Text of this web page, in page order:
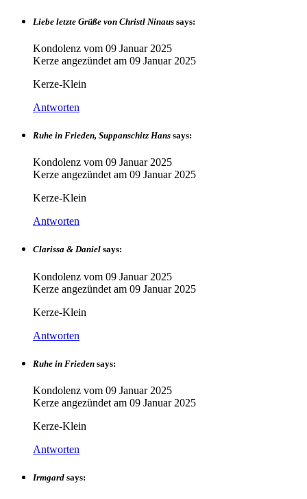
Liebe letzte Grüße von Christl Ninaus says:
Kondolenz vom 09 Januar 2025
Kerze angezündet am 09 Januar 2025
Kerze-Klein
Antworten
Ruhe in Frieden, Suppanschitz Hans says:
Kondolenz vom 09 Januar 2025
Kerze angezündet am 09 Januar 2025
Kerze-Klein
Antworten
Clarissa & Daniel says:
Kondolenz vom 09 Januar 2025
Kerze angezündet am 09 Januar 2025
Kerze-Klein
Antworten
Ruhe in Frieden says:
Kondolenz vom 09 Januar 2025
Kerze angezündet am 09 Januar 2025
Kerze-Klein
Antworten
Irmgard says: